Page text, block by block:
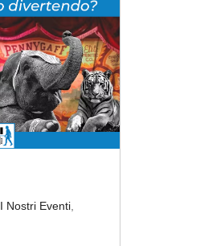
I Nostri Eventi